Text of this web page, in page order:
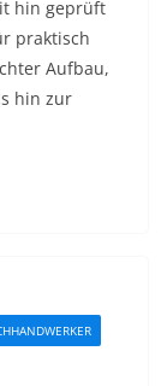
hin geprüft
praktisch
Aufbau,
hin zur